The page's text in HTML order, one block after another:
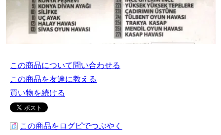
この商品について問い合わせる
この商品を友達に教える
買い物を続ける
この商品をログピでつぶやく